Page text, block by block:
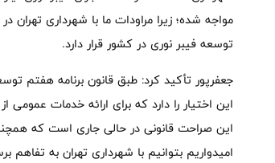
مواجه شده؛ زیرا مراودات ما با شهرداری
توسعه فیبر نوری در کشور قرار دارد.
جعفرپور تأکید کرد: طبق قانون برنامه هفتم
این اختیار را دارد که برای ارائه خدمات
این صراحت قانونی در حالی جاری است که
امیدواریم بتوانیم با شهرداری تهران به تفاهم